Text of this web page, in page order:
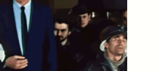
choisies
sur
la
page
du
produit